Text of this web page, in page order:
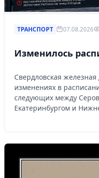
ТРАНСПОРТ 07.08.2026
Изменилось
Свердловская
изменениях в
следующих между
Екатеринбургом и